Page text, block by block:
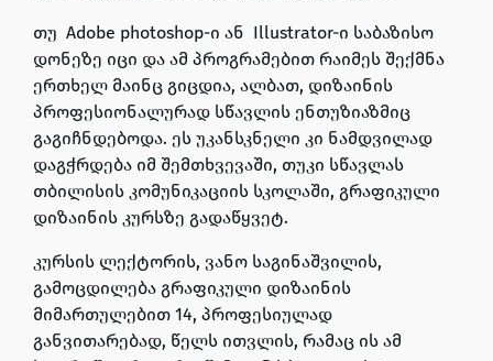
თუ Adobe photoshop-ი ან Illustrator-ი საბაზისო
დონეზე იცი და ამ პროგრამებით რაიმეს შექმნა
ერთხელ მაინც გიცდია, ალბათ, დიზაინის
პროფესიონალურად სწავლის ენთუზიაზმიც
გაგიჩნდებოდა. ეს უკანსკნელი კი ნამდვილად
დაგჭრდება იმ შემთხვევაში, თუკი სწავლას
თბილისის კომუნიკაციის სკოლაში, გრაფიკული
დიზაინის კურსზე გადაწყვეტ.
კურსის ლექტორის, ვანო საგინაშვილის,
გამოცდილება გრაფიკული დიზაინის
მიმართულებით 14, პროფესიულად
განვითარებად, წელს ითვლის, რამაც ის ამ